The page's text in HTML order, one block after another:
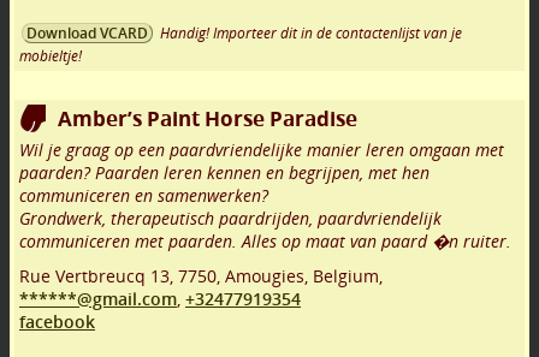
Download VCARD
Handig! Importeer dit in de contactenlijst van je
mobieltje!
Amber’s Paint Horse Paradise
Wil je graag op een paardvriendelijke manier leren omgaan met
paarden? Paarden leren kennen en begrijpen, met hen
communiceren en samenwerken?
Grondwerk, therapeutisch paardrijden, paardvriendelijk
communiceren met paarden. Alles op maat van paard �n ruiter.
Rue Vertbreucq 13, 7750, Amougies, Belgium,
******@gmail.com, +32477919354
facebook